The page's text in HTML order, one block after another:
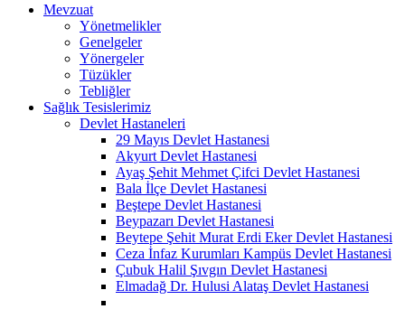
Mevzuat
Yönetmelikler
Genelgeler
Yönergeler
Tüzükler
Tebliğler
Sağlık Tesislerimiz
Devlet Hastaneleri
29 Mayıs Devlet Hastanesi
Akyurt Devlet Hastanesi
Ayaş Şehit Mehmet Çifci Devlet Hastanesi
Bala İlçe Devlet Hastanesi
Beştepe Devlet Hastanesi
Beypazarı Devlet Hastanesi
Beytepe Şehit Murat Erdi Eker Devlet Hastanesi
Ceza İnfaz Kurumları Kampüs Devlet Hastanesi
Çubuk Halil Şıvgın Devlet Hastanesi
Elmadağ Dr. Hulusi Alataş Devlet Hastanesi